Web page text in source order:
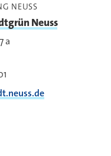
NEUSS
Neuss
a